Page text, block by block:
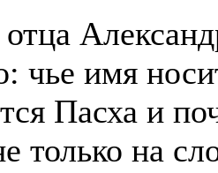
отца
чье имя
Пасха и
только на